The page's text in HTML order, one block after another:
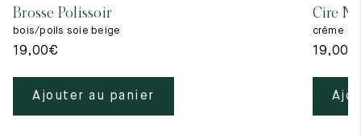
Brosse Polissoir
bois/poils soie beige
19,00€
Ajouter au panier
Cire
crême
19,00